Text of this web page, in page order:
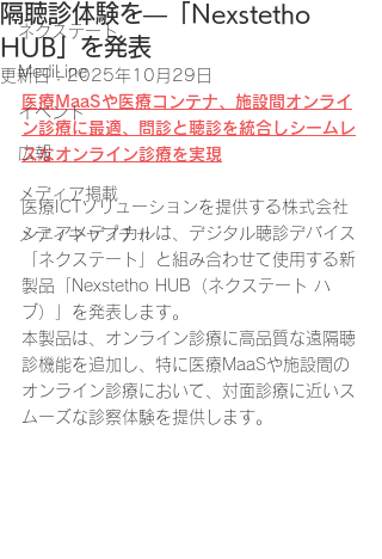
ネクステート
MediLine
イベント
広報
メディア掲載
メディキャプチャ
隔聴診体験を―「Nexstetho
HUB」を発表
更新日：2025年10月29日
医療MaaSや医療コンテナ、施設間オンライ
ン診療に最適、問診と聴診を統合しシームレ
スなオンライン診療を実現
医療ICTソリューションを提供する株式会社
シェアメディカルは、デジタル聴診デバイス
「ネクステート」と組み合わせて使用する新
製品「Nexstetho HUB（ネクステート ハ
ブ）」を発表します。
本製品は、オンライン診療に高品質な遠隔聴
診機能を追加し、特に医療MaaSや施設間の
オンライン診療において、対面診療に近いス
ムーズな診察体験を提供します。